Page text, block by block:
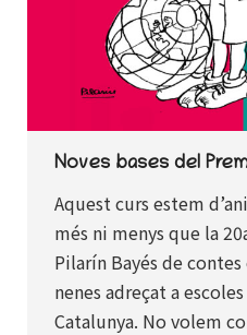
Noves bases del
Aquest curs estem
més ni menys que la
Pilarín Bayés de
nenes adreçat a
Catalunya. No volem